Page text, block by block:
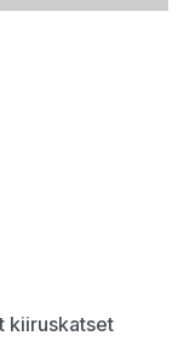
kiiruskatset